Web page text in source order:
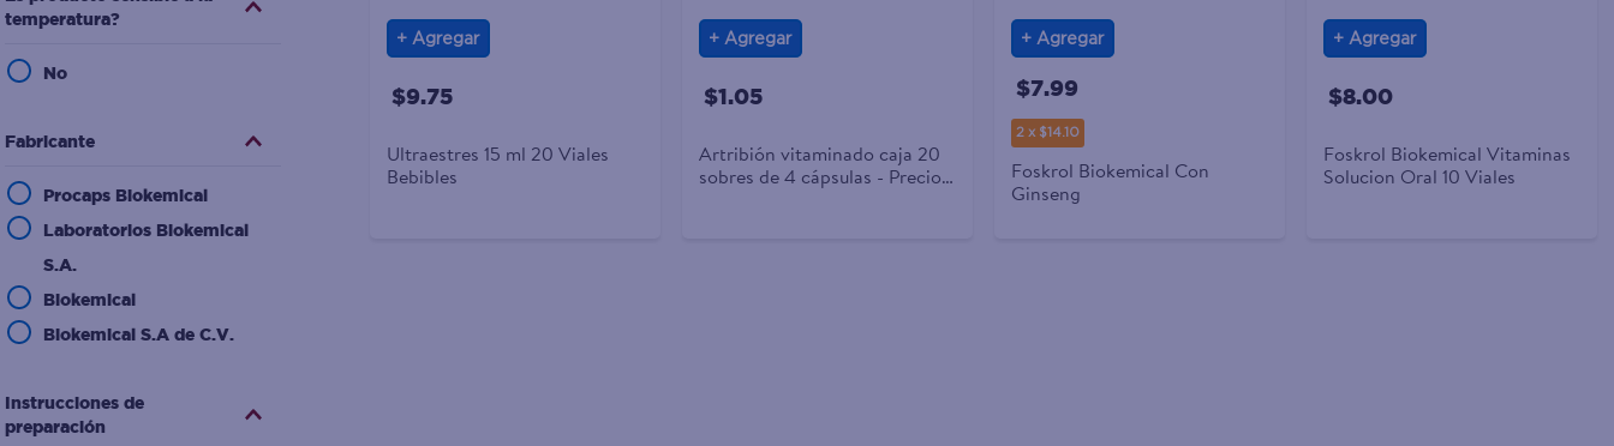
temperatura?
No
Fabricante
Procaps Biokemical
Laboratorios Biokemical
S.A.
Biokemical
Biokemical S.A de C.V.
Instrucciones de
preparación
Agregar
$9.75
Ultraestres 15 ml 20 Viales
Bebibles
Agregar
$1.05
Artribión vitaminado caja 20
sobres de 4 cápsulas - Precio
Agregar
$7.99
2 x $14.10
Foskrol Biokemical Con
Ginseng
Agregar
$8.00
Foskrol Biokemical Vitaminas
Solucion Oral 10 Viales